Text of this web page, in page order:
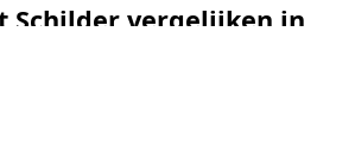
Schilder vergelijken in